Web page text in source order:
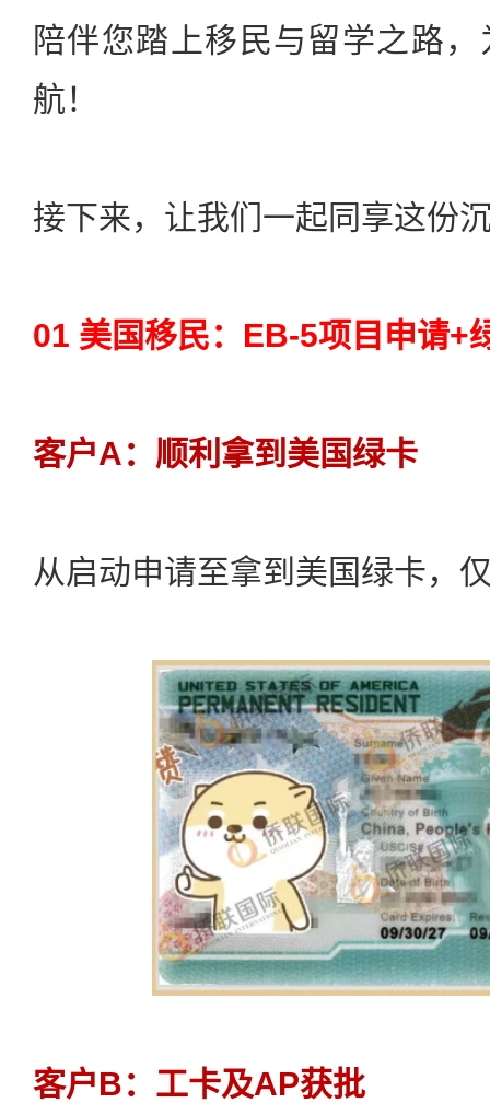
陪伴您踏上移民与留学之路
航！
接下来，让我们一起同享这份
01 美国移民：EB-5项目申请+
客户A：顺利拿到美国绿卡
从启动申请至拿到美国绿卡，
客户B：工卡及AP获批